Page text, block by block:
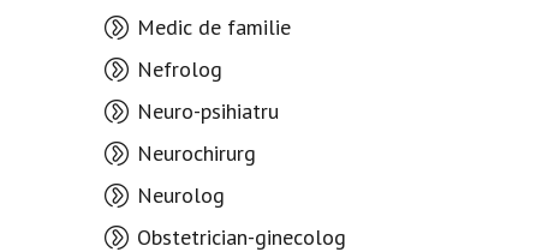
Medic de familie
Nefrolog
Neuro-psihiatru
Neurochirurg
Neurolog
Obstetrician-ginecolog